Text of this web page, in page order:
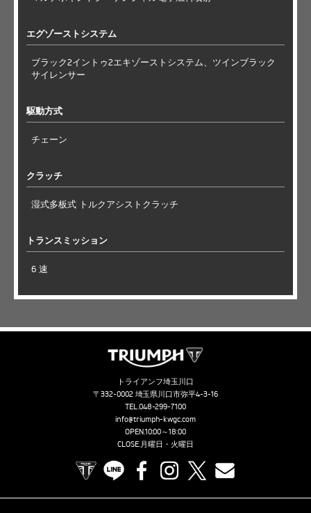
エグゾーストシステム
ブラック2イントゥ2エキゾーストシステム、ツインブラック
サイレンサー
駆動方式
チェーン
クラッチ
湿式多板式 トルクアシストクラッチ
トランスミッション
6 速
トライアンフ埼玉川口
〒332-0002 埼玉県川口市弥平4-3-16
TEL.048-299-7100
info@triumph-kwgc.com
OPEN.10:00～18:00
CLOSE.月曜日・火曜日
TRIUMPH OFFICIAL SITE
LINE FacebookInstagram